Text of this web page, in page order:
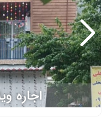
اجاره